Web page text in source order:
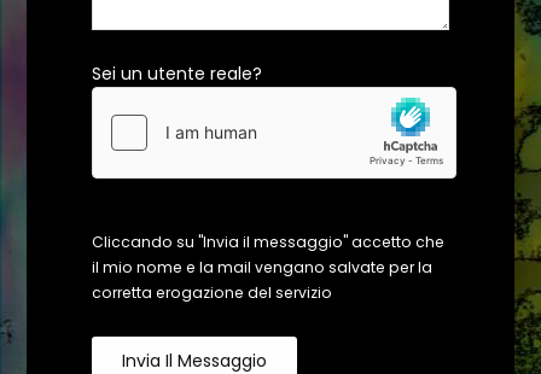
Sei un utente reale?
Cliccando su "Invia il messaggio" accetto che
il mio nome e la mail vengano salvate per la
corretta erogazione del servizio
Invia Il Messaggio